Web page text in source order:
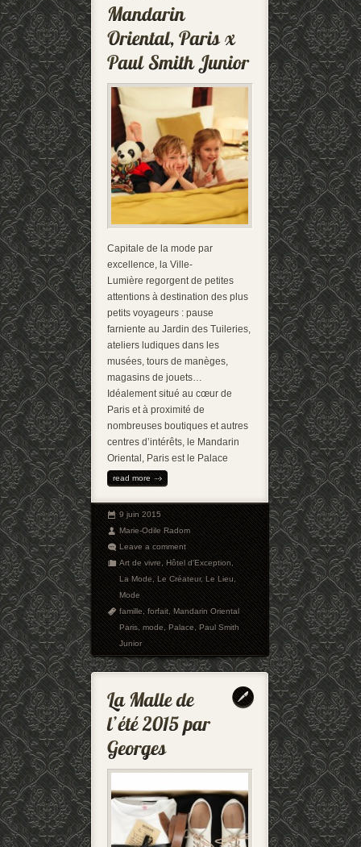
Capitale de la mode par
excellence, la Ville-
Lumière regorgent de petites
attentions à destination des plus
petits voyageurs : pause
farniente au Jardin des Tuileries,
ateliers ludiques dans les
musées, tours de manèges,
magasins de jouets…
Idéalement situé au cœur de
Paris et à proximité de
nombreuses boutiques et autres
centres d’intérêts, le Mandarin
Oriental, Paris est le Palace
read more
9 juin 2015
Marie-Odile Radom
Leave a comment
Art de vivre,Hôtel d'Exception,
La Mode,Le Créateur,Le Lieu,
Mode
famille,forfait,Mandarin Oriental
Paris,mode,Palace,Paul Smith
Junior